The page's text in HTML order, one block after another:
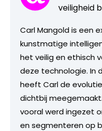
veiligheid
Carl Mangold is een
kunstmatige
het veilig en ethisch
deze technologie. In
heeft Carl de
dichtbij
vooral werd ingezet
en segmenteren op